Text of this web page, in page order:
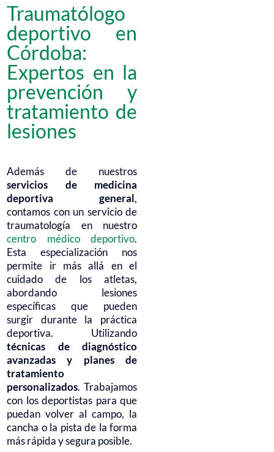
Traumatólogo
deportivo en
Córdoba:
Expertos en la
prevención y
tratamiento de
lesiones
Además de nuestros
servicios de medicina
deportiva general,
contamos con un servicio de
traumatología en nuestro
centro médico deportivo.
Esta especialización nos
permite ir más allá en el
cuidado de los atletas,
abordando lesiones
específicas que pueden
surgir durante la práctica
deportiva. Utilizando
técnicas de diagnóstico
avanzadas y planes de
tratamiento
personalizados. Trabajamos
con los deportistas para que
puedan volver al campo, la
cancha o la pista de la forma
más rápida y segura posible.